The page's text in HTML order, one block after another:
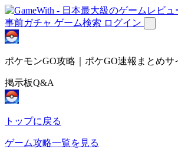
事前ガチャ ゲーム検索 ログイン
ポケモンGO攻略｜ポケGO速報まとめサ
掲示板Q&A
トップに戻る
ゲーム攻略一覧を見る